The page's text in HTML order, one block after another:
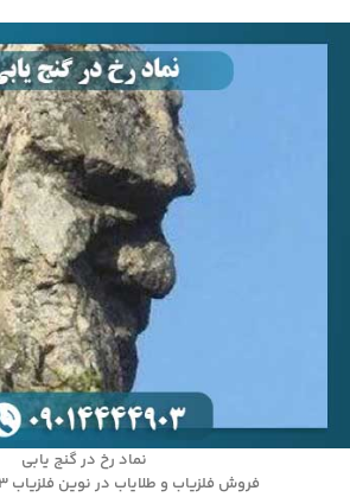
نماد رخ در گنج یابی
فروش فلزیاب و طلایاب در نوین فلزیاب 09014444903